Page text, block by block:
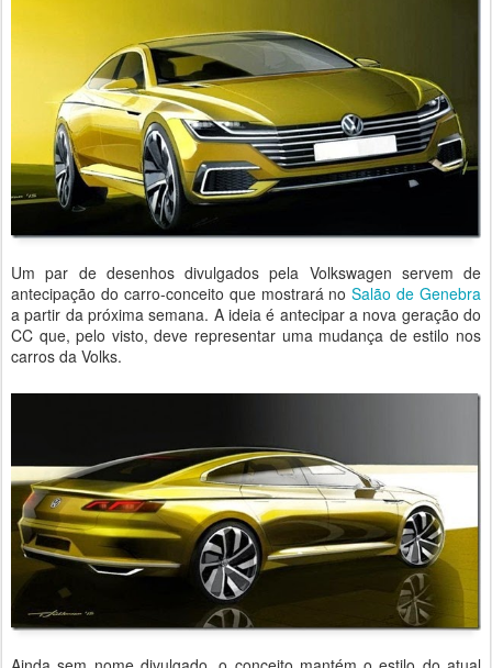
Um par de desenhos divulgados pela Volkswagen servem de
antecipação do carro-conceito que mostrará noSalão de Genebra
a partir da próxima semana. A ideia é antecipar a nova geração do
CC que, pelo visto, deve representar uma mudança de estilo nos
carros da Volks.